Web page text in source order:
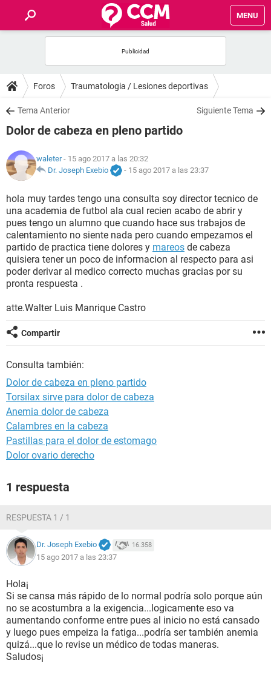
MENU
FOROS
SALUD
NUTRICIÓN
BIENESTAR
SEXUALIDAD
GLOSARIO
Foros Traumatologia / Lesiones deportivas
Tema Anterior Siguiente Tema
Dolor de cabeza en pleno partido
waleter- 15 ago 2017 a las 20:32
Dr. Joseph Exebio
- 15 ago 2017 a las 23:37
hola muy tardes tengo una consulta soy director tecnico de
una academia de futbol ala cual recien acabo de abrir y
pues tengo un alumno que cuando hace sus trabajos de
calentamiento no siente nada pero cuando empezamos el
partido de practica tiene dolores y mareos de cabeza
quisiera tener un poco de informacion al respecto para asi
poder derivar al medico correcto muchas gracias por su
pronta respuesta .
atte.Walter Luis Manrique Castro
Compartir
Consulta también:
Dolor de cabeza en pleno partido
Torsilax sirve para dolor de cabeza
Anemia dolor de cabeza
Calambres en la cabeza
Pastillas para el dolor de estomago
Dolor ovario derecho
1 respuesta
RESPUESTA 1 / 1
Dr. Joseph Exebio 16.358
15 ago 2017 a las 23:37
Hola¡
Si se cansa más rápido de lo normal podría solo porque aún
no se acostumbra a la exigencia...logicamente eso va
aumentando conforme entre pues al inicio no está cansado
y luego pues empeiza la fatiga...podría ser también anemia
quizá...que lo revise un médico de todas maneras.
Saludos¡